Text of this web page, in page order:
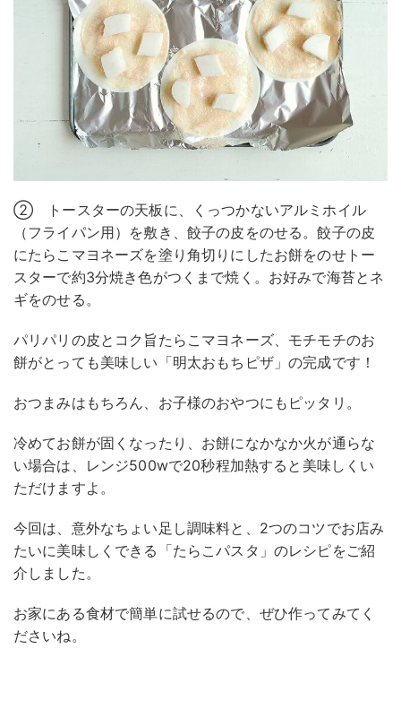
② トースターの天板に、くっつかないアルミホイル
（フライパン用）を敷き、餃子の皮をのせる。餃子の皮
にたらこマヨネーズを塗り角切りにしたお餅をのせトー
スターで約3分焼き色がつくまで焼く。お好みで海苔とネ
ギをのせる。
パリパリの皮とコク旨たらこマヨネーズ、モチモチのお
餅がとっても美味しい「明太おもちピザ」の完成です！
おつまみはもちろん、お子様のおやつにもピッタリ。
冷めてお餅が固くなったり、お餅になかなか火が通らな
い場合は、レンジ500wで20秒程加熱すると美味しくい
ただけますよ。
今回は、意外なちょい足し調味料と、2つのコツでお店み
たいに美味しくできる「たらこパスタ」のレシピをご紹
介しました。
お家にある食材で簡単に試せるので、ぜひ作ってみてく
ださいね。